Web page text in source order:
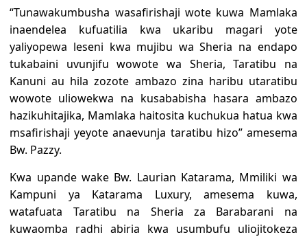
“Tunawakumbusha wasafirishaji wote kuwa Mamlaka
inaendelea kufuatilia kwa ukaribu magari yote
yaliyopewa leseni kwa mujibu wa Sheria na endapo
tukabaini uvunjifu wowote wa Sheria, Taratibu na
Kanuni au hila zozote ambazo zina haribu utaratibu
wowote uliowekwa na kusababisha hasara ambazo
hazikuhitajika, Mamlaka haitosita kuchukua hatua kwa
msafirishaji yeyote anaevunja taratibu hizo” amesema
Bw. Pazzy.
Kwa upande wake Bw. Laurian Katarama, Mmiliki wa
Kampuni ya Katarama Luxury, amesema kuwa,
watafuata Taratibu na Sheria za Barabarani na
kuwaomba radhi abiria kwa usumbufu uliojitokeza